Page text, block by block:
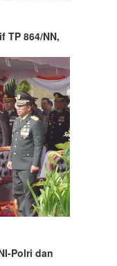
TP 864/NN,
Polri dan